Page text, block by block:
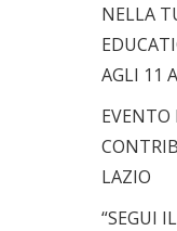
NELLA
AGLI 11
EVENTO
LAZIO
“SEGUI